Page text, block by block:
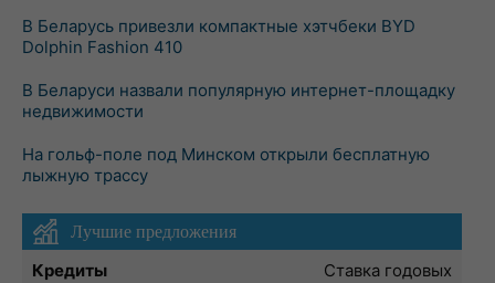
В Беларусь привезли компактные хэтчбеки BYD
Dolphin Fashion 410
В Беларуси назвали популярную интернет-площадку
недвижимости
На гольф-поле под Минском открыли бесплатную
лыжную трассу
Лучшие предложения
Кредиты
Ставка годовых